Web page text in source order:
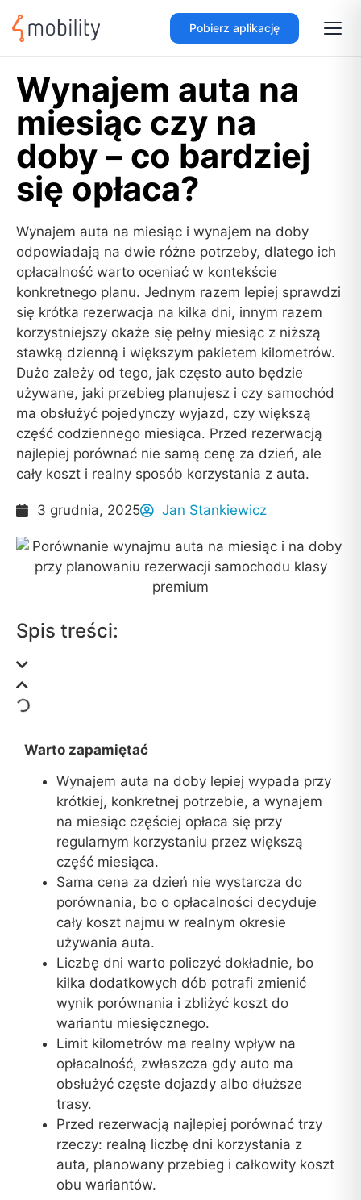
Pobierz aplikację
Wynajem auta na
miesiąc czy na
doby – co bardziej
się opłaca?
Wynajem auta na miesiąc i wynajem na doby
odpowiadają na dwie różne potrzeby, dlatego ich
opłacalność warto oceniać w kontekście
konkretnego planu. Jednym razem lepiej sprawdzi
się krótka rezerwacja na kilka dni, innym razem
korzystniejszy okaże się pełny miesiąc z niższą
stawką dzienną i większym pakietem kilometrów.
Dużo zależy od tego, jak często auto będzie
używane, jaki przebieg planujesz i czy samochód
ma obsłużyć pojedynczy wyjazd, czy większą
część codziennego miesiąca. Przed rezerwacją
najlepiej porównać nie samą cenę za dzień, ale
cały koszt i realny sposób korzystania z auta.
3 grudnia, 2025 Jan Stankiewicz
Spis treści:
Warto zapamiętać
Wynajem auta na doby lepiej wypada przy
krótkiej, konkretnej potrzebie, a wynajem
na miesiąc częściej opłaca się przy
regularnym korzystaniu przez większą
część miesiąca.
Sama cena za dzień nie wystarcza do
porównania, bo o opłacalności decyduje
cały koszt najmu w realnym okresie
używania auta.
Liczbę dni warto policzyć dokładnie, bo
kilka dodatkowych dób potrafi zmienić
wynik porównania i zbliżyć koszt do
wariantu miesięcznego.
Limit kilometrów ma realny wpływ na
opłacalność, zwłaszcza gdy auto ma
obsłużyć częste dojazdy albo dłuższe
trasy.
Przed rezerwacją najlepiej porównać trzy
rzeczy: realną liczbę dni korzystania z
auta, planowany przebieg i całkowity koszt
obu wariantów.